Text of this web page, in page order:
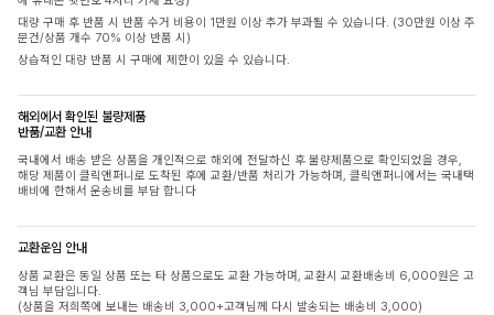
대량 구매 후 반품 시 반품 수거 비용이 1만원 이상 추가 부과될 수 있습니다. (30만원 이상 주
문건/상품 개수 70% 이상 반품 시)
상습적인 대량 반품 시 구매에 제한이 있을 수 있습니다.
해외에서 확인된 불량제품
반품/교환 안내
국내에서 배송 받은 상품을 개인적으로 해외에 전달하신 후 불량제품으로 확인되었을 경우,
해당 제품이 클릭앤퍼니로 도착된 후에 교환/반품 처리가 가능하며, 클릭앤퍼니에서는 국내택
배비에 한해서 운송비를 부담 합니다
교환운임 안내
상품 교환은 동일 상품 또는 타 상품으로도 교환 가능하며, 교환시 교환배송비 6,000원은 고
객님 부담입니다.
(상품을 저희쪽에 보내는 배송비 3,000+고객님께 다시 발송되는 배송비 3,000)